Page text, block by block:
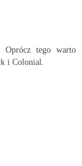
Oprócz tego warto
i Colonial.